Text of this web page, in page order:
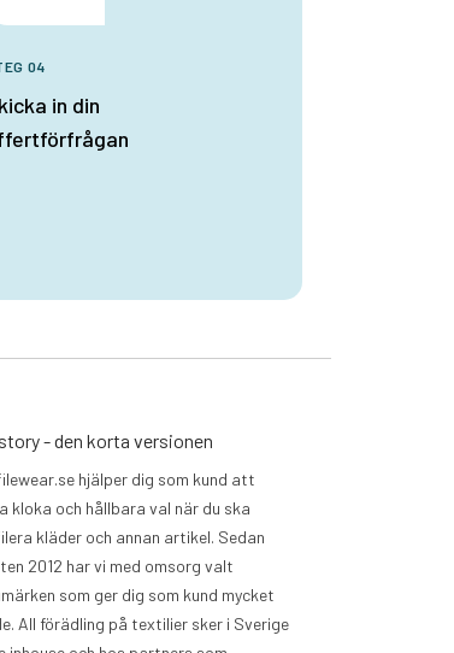
04
in din
- den korta versionen
hjälper dig som kund att
kloka och hållbara val när du ska
kläder och annan artikel. Sedan
2012 har vi med omsorg valt
som ger dig som kund mycket
All förädling på textilier sker i Sverige